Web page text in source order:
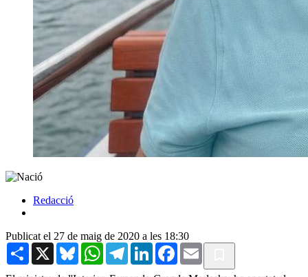
Redacció
Publicat el 27 de maig de 2020 a les 18:30
Share X BlueskyWhatsAppTelegramLinkedInFacebook
Email